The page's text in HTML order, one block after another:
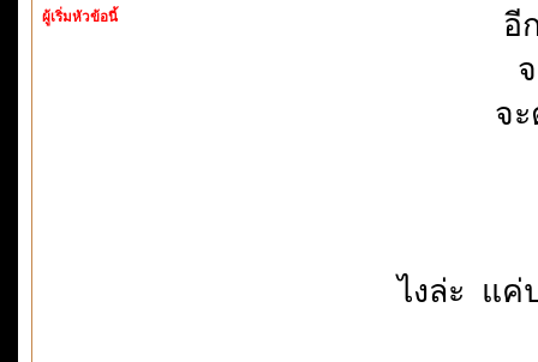
ผู้เริ่มหัวข้อนี้
อี
จ
ไงล่ะ แค่